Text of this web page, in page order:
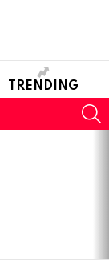
TRENDING